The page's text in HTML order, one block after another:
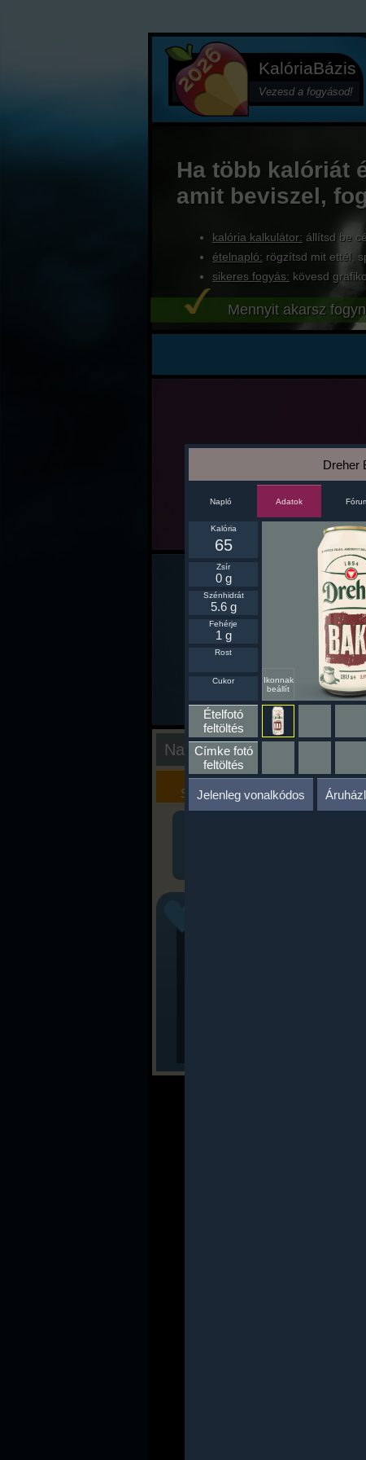
KalóriaBázis
Vezesd a fogyásod!
Ha több kalóriát
amit beviszel,
kalória kalkulátor: állítsd be
ételnapló: rögzítsd mit ettél,
sikeres fogyás: kövesd
Mennyit akarsz
Nap kiértékelése
Kalória
Szimulátor
Szöveges
Értékelés
Dreher
Napló Adatok
Ikonnak
beállít
Kalória
65
Zsír
0 g
Szénhidrát
5.6 g
Fehérje
1 g
Rost
Cukor
Ételfotó
feltöltés
Címke fotó
feltöltés
Jelenleg vonalkódos